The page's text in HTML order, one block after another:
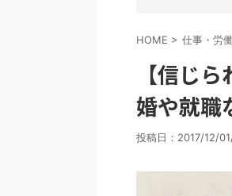
HOME > 仕事・労働
【信じ
婚や就職
投稿日： 2017/12/